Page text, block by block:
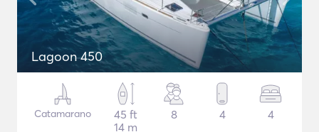
Lagoon 450
Catamarano
45 ft
14 m
8 4 4